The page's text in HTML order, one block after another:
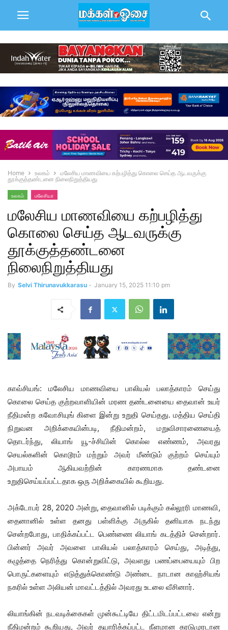
Home உலகம்
மலேசிய மாணவியை கற்பழித்து கொலை செய்த ஆடவருக்கு
தூக்குத்தண்டனை நிலைநிறுத்தியது
உலகம் மலேசியா
மலேசிய மாணவியை கற்பழித்து
கொலை செய்த ஆடவருக்கு
தூக்குத்தண்டனை
நிலைநிறுத்தியது
By Selvi Thirunavukkarasu - January 15, 2025 11:10 pm
காவ்சியங்: மலேசிய மாணவியை பாலியல் பலாத்காரம் செய்து
கொலை செய்த குற்றவாளியின் மரண தண்டனையை தைவான் உயர்
நீதிமன்ற கவோசியுங் கிளை இன்று உறுதி செய்தது. மத்திய செய்தி
நிறுவன அறிக்கையின்படி, நீதிமன்றம், மறுவிசாரணையைத்
தொடர்ந்து, லியாங் யூ-ச்சியின் கொல்ல எண்ணம், அவரது
செயல்களின் கொடூரம் மற்றும் அவர் மீண்டும் குற்றம் செய்யும்
அபாயம் ஆகியவற்றின் காரணமாக தண்டனை
உறுதிசெய்யப்பட்டதாக ஒரு அறிக்கையில் கூறியது.
அக்டோபர் 28, 2020 அன்று, தைவானில் படிக்கும் கல்லூரி மாணவி,
தைனானில் உள்ள தனது பள்ளிக்கு அருகில் தனியாக நடந்து
சென்றபோது, ​​பாதிக்கப்பட்ட பெண்ணை லியாங் கடத்திச் சென்றார்.
பின்னர் அவர் அவளை பாலியல் பலாத்காரம் செய்து, அடித்து,
கழுத்தை நெரித்து கொன்றுவிட்டு, அவளது பணப்பையையும் பிற
பொருட்களையும் எடுத்துக்கொண்டு அண்டை நாடான காஹ்சியங்
நகரில் உள்ள அலியன் மாவட்டத்தில் அவரது உடலை வீசினார்.
லியாங்கின் நடவடிக்கைகள் முன்கூட்டியே திட்டமிடப்பட்டவை என்று
நீதிமன்றம் கூறியது, அவர் தயாரிக்கப்பட்ட நீளமான கரடுமுரடான